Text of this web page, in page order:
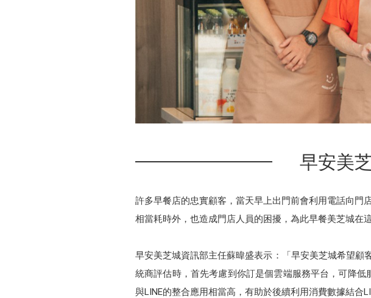
早安美
許多早餐店的忠實顧客，當天早上出門前會利用電話向門
相當耗時外，也造成門店人員的困擾，為此早餐美芝城在
早安美芝城資訊部主任蘇暐盛表示：「早安美芝城希望顧
統商評估時，首先考慮到你訂是個雲端服務平台，可降
與LINE的整合應用相當高，有助於後續利用消費數據結合